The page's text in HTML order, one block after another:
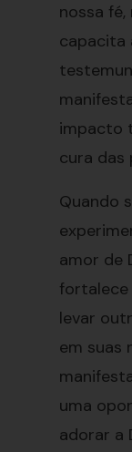
nossa
capacita
impacto
cura das
Quando
amor de
fortalece
levar
em suas
uma
adorar a